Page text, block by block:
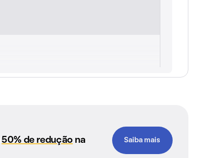
50% de reduçãona
Saiba mais